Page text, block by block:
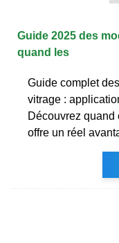
Guide 2025 des
quand les
Guide complet
vitrage :
Découvrez quand
offre un réel